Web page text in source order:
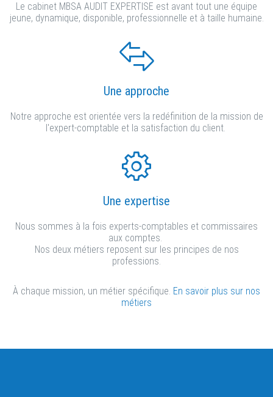
Le cabinet MBSA AUDIT EXPERTISE est avant tout une équipe
jeune, dynamique, disponible, professionnelle et à taille humaine.
Une approche
Notre approche est orientée vers la redéfinition de la mission de
l'expert-comptable et la satisfaction du client.
Une expertise
Nous sommes à la fois experts-comptables et commissaires
aux comptes.
Nos deux métiers reposent sur les principes de nos
professions.
À chaque mission, un métier spécifique. En savoir plus sur nos
métiers